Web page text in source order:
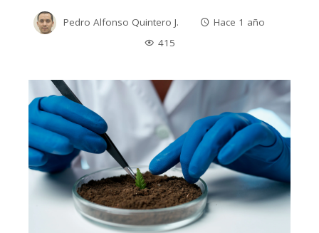
Pedro Alfonso Quintero J.
Hace 1 año
415